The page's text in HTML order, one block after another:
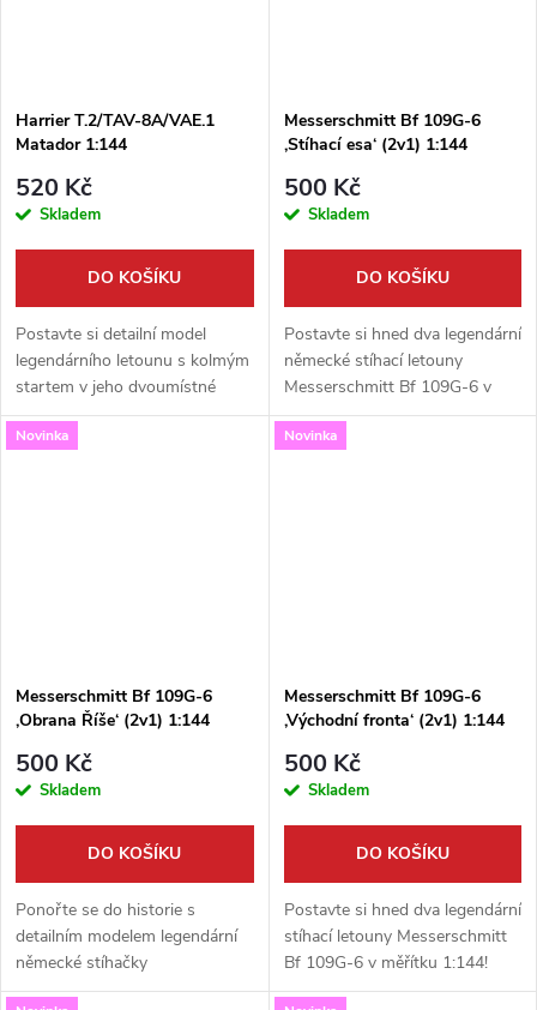
Harrier T.2/TAV-8A/VAE.1
Matador 1:144
520 Kč
Skladem
DO KOŠÍKU
Postavte si detailní model
legendárního letounu s kolmým
startem v jeho dvoumístné
cvičné verzi! Tato vysoce
kvalitní stavebnice od Mark I v
Messerschmitt Bf 109G-6
,Stíhací esa‘ (2v1) 1:144
500 Kč
Skladem
DO KOŠÍKU
Postavte si hned dva legendární
německé stíhací letouny
Messerschmitt Bf 109G-6 v
měřítku 1:144. Tato exkluzivní
sada ´Stíhací esa´ od Mark I
Novinka
Messerschmitt Bf 109G-6
,Obrana Říše‘ (2v1) 1:144
500 Kč
Skladem
DO KOŠÍKU
Ponořte se do historie s
detailním modelem legendární
německé stíhačky
Messerschmitt Bf 109G-6. Toto
Novinka
Messerschmitt Bf 109G-6
,Východní fronta‘ (2v1) 1:144
500 Kč
Skladem
DO KOŠÍKU
Postavte si hned dva legendární
stíhací letouny Messerschmitt
Bf 109G-6 v měřítku 1:144!
Toto exkluzivní balení